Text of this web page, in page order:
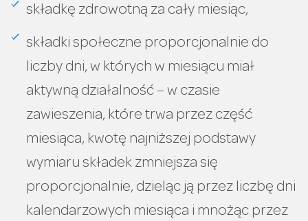
składkę zdrowotną za cały miesiąc,
składki społeczne proporcjonalnie do
liczby dni, w których w miesiącu miał
aktywną działalność – w czasie
zawieszenia, które trwa przez część
miesiąca, kwotę najniższej podstawy
wymiaru składek zmniejsza się
proporcjonalnie, dzieląc ją przez liczbę dni
kalendarzowych miesiąca i mnożąc przez